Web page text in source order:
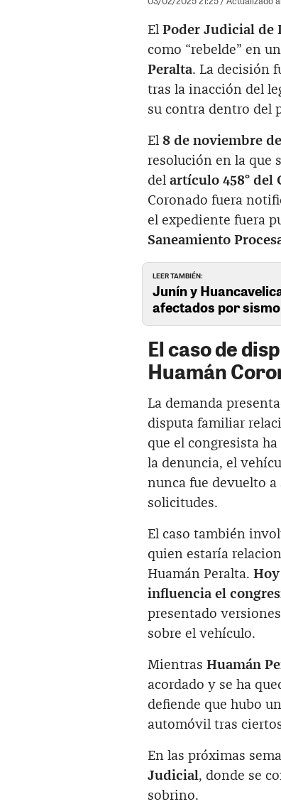
El Poder Judicial de
como “rebelde” en un
Peralta. La decisión
tras la inacción del
su contra dentro del
El 8 de noviembre
resolución en la que
del artículo 458° del
Coronado fuera
el expediente fuera
Saneamiento
LEER TAMBIÉN:
Junín y
afectados por sismo
El caso de
Huamán
La demanda
disputa familiar
que el congresista
la denuncia, el
nunca fue devuelto
solicitudes.
El caso también
quien estaría
Huamán Peralta.
influencia el
presentado
sobre el vehículo.
Mientras Huamán
acordado y se ha
defiende que hubo
automóvil tras
En las próximas
Judicial, donde se
sobrino.